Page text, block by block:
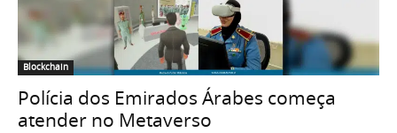
Blockchain
Polícia dos Emirados Árabes começa
atender no Metaverso